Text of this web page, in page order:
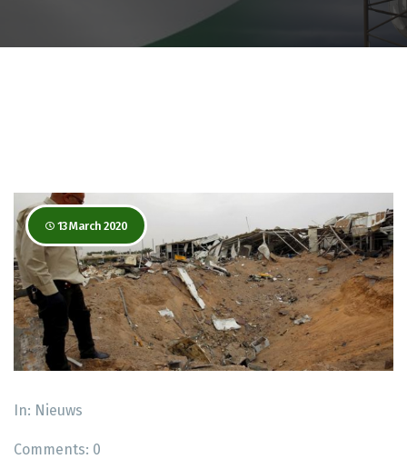
13 March 2020
In: Nieuws
Comments: 0